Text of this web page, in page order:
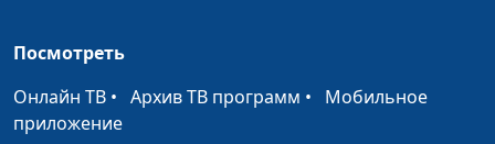
Обзор книги Судей
Юлия Синицына,
Посмотреть
Онлайн ТВ • Архив ТВ программ • Мобильное
приложение